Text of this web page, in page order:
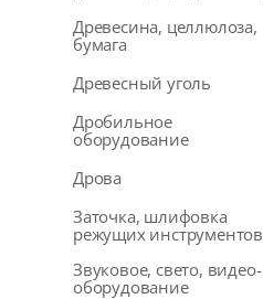
Древесина, целлюлоза,
бумага
Древесный уголь
Дробильное
оборудование
Дрова
Заточка, шлифовка
режущих инструментов
Звуковое, свето, видео-
оборудование